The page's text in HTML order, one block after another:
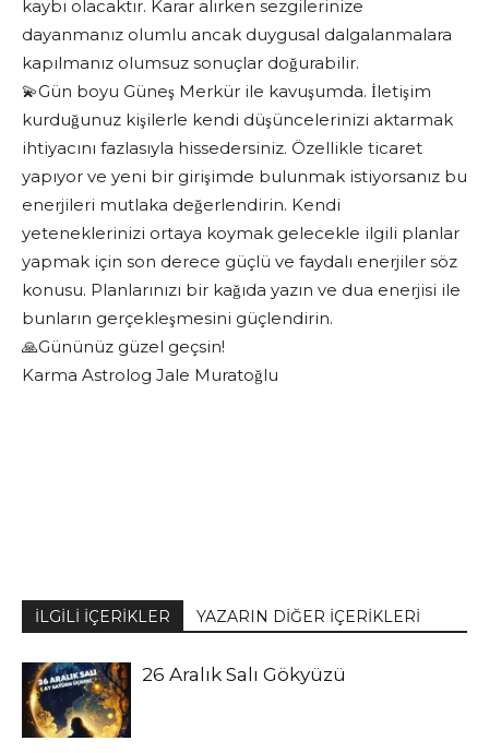
kaybı olacaktır. Karar alırken sezgilerinize
dayanmanız olumlu ancak duygusal dalgalanmalara
kapılmanız olumsuz sonuçlar doğurabilir.
💫Gün boyu Güneş Merkür ile kavuşumda. İletişim
kurduğunuz kişilerle kendi düşüncelerinizi aktarmak
ihtiyacını fazlasıyla hissedersiniz. Özellikle ticaret
yapıyor ve yeni bir girişimde bulunmak istiyorsanız bu
enerjileri mutlaka değerlendirin. Kendi
yeteneklerinizi ortaya koymak gelecekle ilgili planlar
yapmak için son derece güçlü ve faydalı enerjiler söz
konusu. Planlarınızı bir kağıda yazın ve dua enerjisi ile
bunların gerçekleşmesini güçlendirin.
🙏Gününüz güzel geçsin!
Karma Astrolog Jale Muratoğlu
İLGİLİ İÇERİKLER YAZARIN DİĞER İÇERİKLERİ
26 Aralık Salı Gökyüzü